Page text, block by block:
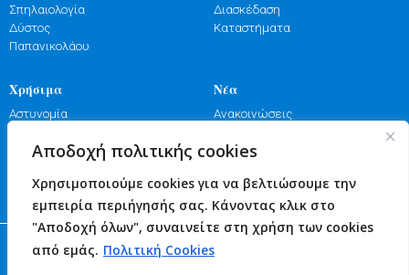
Αποδοχή πολιτικής cookies
Χρησιμοποιούμε cookies για να βελτιώσουμε την
εμπειρία περιήγησής σας. Κάνοντας κλικ στο
"Αποδοχή όλων", συναινείτε στη χρήση των cookies
από εμάς. Πολιτική Cookies
Σπηλαιολογία
Δύστος
Παπανικολάου
Διασκέδαση
Καταστήματα
Χρήσιμα
Αστυνομία
Πυροσβεστική
Υγεία
Νέα
Ανακοινώσεις
Γιορτές
Επικοινωνία
© 2026 Δήμος Κύμης - Αλιβερίου